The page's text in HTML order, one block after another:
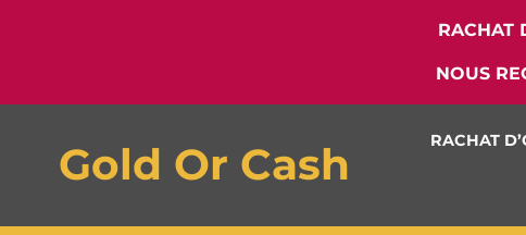
RACHAT
NOUS
Gold Or Cash RACHAT